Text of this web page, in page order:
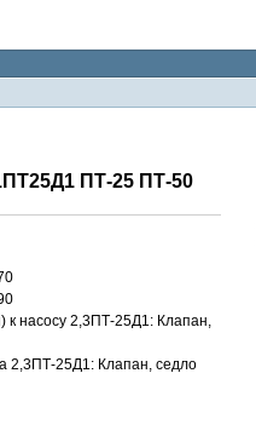
ПТ-25 ПТ-50
к насосу 2,3ПТ-25Д1: Клапан,
2,3ПТ-25Д1: Клапан, седло